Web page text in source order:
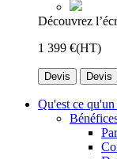
Découvrez
1 399 €(HT)
Devis Devis
Qu'est ce